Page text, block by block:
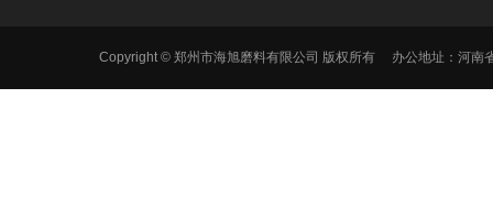
Copyright © 郑州市海旭磨料有限公司 版权所有 办公地址：河